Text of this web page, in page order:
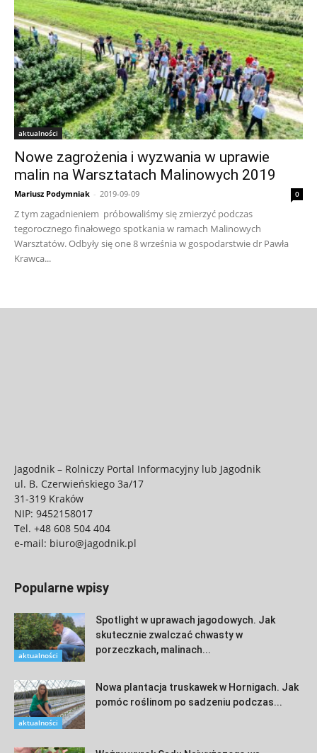
aktualności
Nowe zagrożenia i wyzwania w uprawie
malin na Warsztatach Malinowych 2019
Mariusz Podymniak - 2019-09-09 0
Z tym zagadnieniem próbowaliśmy się zmierzyć podczas
tegorocznego finałowego spotkania w ramach Malinowych
Warsztatów. Odbyły się one 8 września w gospodarstwie dr Pawła
Krawca...
Jagodnik – Rolniczy Portal Informacyjny lub Jagodnik
ul. B. Czerwieńskiego 3a/17
31-319 Kraków
NIP: 9452158017
Tel. +48 608 504 404
e-mail: biuro@jagodnik.pl
Popularne wpisy
aktualności
Spotlight w uprawach jagodowych. Jak
skutecznie zwalczać chwasty w
porzeczkach, malinach...
aktualności
Nowa plantacja truskawek w Hornigach. Jak
pomóc roślinom po sadzeniu podczas...